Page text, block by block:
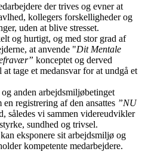
der trives og evner at
kollegers forskelligheder og
uden at blive stresset.
og hurtigt, og med stor grad af
at anvende "Dit Mentale
konceptet og derved
tage et medansvar for at undgå et
anden arbejdsmiljøbetinget
registrering af den ansattes ”NU
således vi sammen videreudvikler
sundhed og trivsel.
eksponere sit arbejdsmiljø og
kompetente medarbejdere.